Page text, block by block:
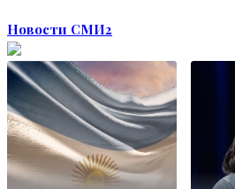
Новости СМИ2